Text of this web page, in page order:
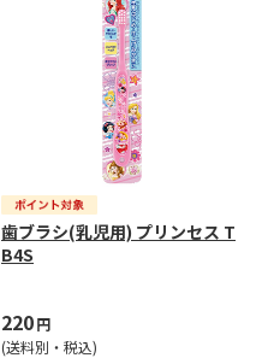
歯ブラシ(乳児用) プリンセス T
B4S
220円
(送料別・税込)